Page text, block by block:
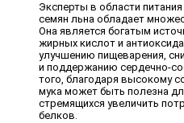
Эксперты в области
семян льна обладает
Она является богатым
жирных кислот и
улучшению пищеварения,
и поддержанию сердечно-
того, благодаря высокому
мука может быть полезна
стремящихся увеличить
белков.